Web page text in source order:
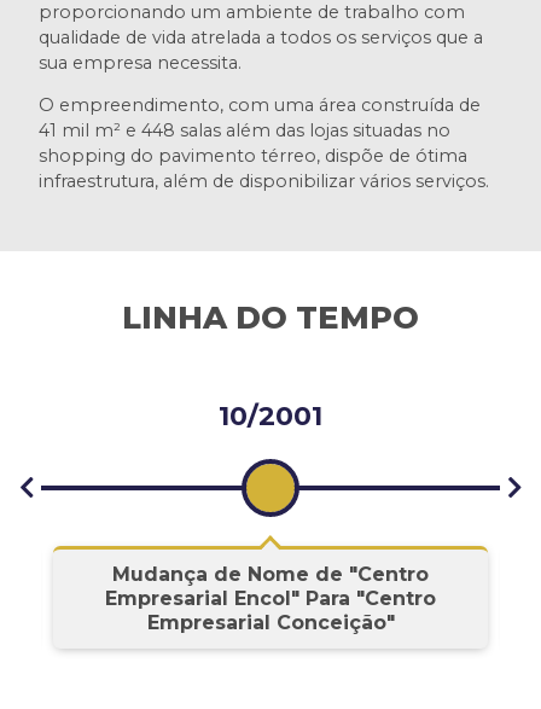
proporcionando um ambiente de trabalho com
qualidade de vida atrelada a todos os serviços que a
sua empresa necessita.
O empreendimento, com uma área construída de
41 mil m² e 448 salas além das lojas situadas no
shopping do pavimento térreo, dispõe de ótima
infraestrutura, além de disponibilizar vários serviços.
LINHA DO TEMPO
10/2001
Mudança de Nome de "Centro
Empresarial Encol" Para "Centro
Empresarial Conceição"